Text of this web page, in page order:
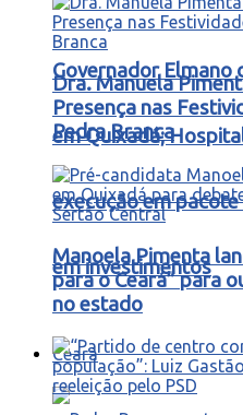
Governador Elmano
em Quixadá;
execução em
em investimentos
Ceará
Dra. Manuela
Presença nas
Pedra Branca
Manoela Pimenta
para o Ceará” para
no estado